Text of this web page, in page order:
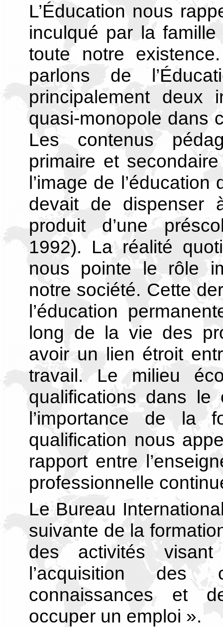
L’Éducation nous
inculqué par la
toute notre
parlons de
principalement deux
quasi-monopole dans
Les contenus
primaire et
l’image de
devait de dispenser
produit d’une
1992). La réalité
nous pointe le rôle
notre société. Cette
l’éducation
long de la vie des
avoir un lien étroit
travail. Le milieu
qualifications dans le
l’importance de la
qualification nous
rapport entre
professionnelle
Le Bureau
suivante de la
des activités visant
l’acquisition des
connaissances et
occuper un emploi ».